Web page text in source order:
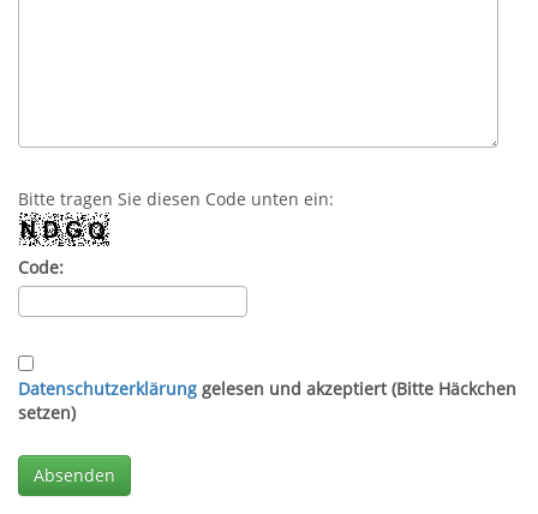
Bitte tragen Sie diesen Code unten ein:
Code:
Datenschutzerklärung gelesen und akzeptiert (Bitte Häckchen
setzen)